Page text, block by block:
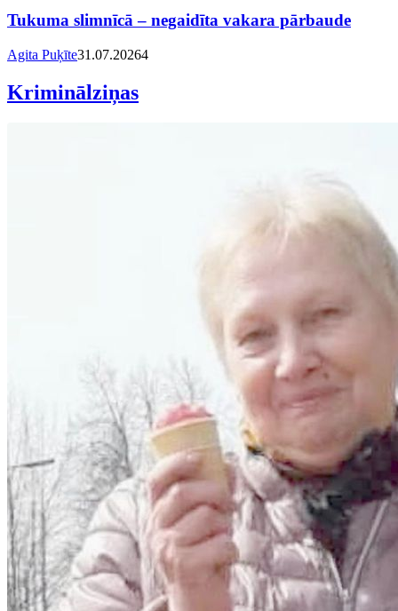
Tukuma slimnīcā – negaidīta vakara pārbaude
Agita Puķīte31.07.20264
Kriminālziņas